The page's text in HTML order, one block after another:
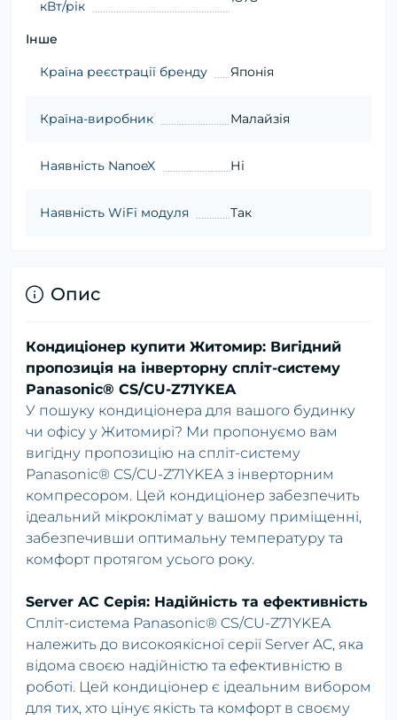
кВт/рік
Інше
Країна реєстрації бренду Японія
Країна-виробник Малайзія
Наявність NanoeX Ні
Наявність WiFi модуля Так
Опис
Кондиціонер купити Житомир: Вигідний
пропозиція на інверторну спліт-систему
Panasonic® CS/CU-Z71YKEA
У пошуку кондиціонера для вашого будинку
чи офісу у Житомирі? Ми пропонуємо вам
вигідну пропозицію на спліт-систему
Panasonic® CS/CU-Z71YKEA з інверторним
компресором. Цей кондиціонер забезпечить
ідеальний мікроклімат у вашому приміщенні,
забезпечивши оптимальну температуру та
комфорт протягом усього року.
Server AC Серія: Надійність та ефективність
Спліт-система Panasonic® CS/CU-Z71YKEA
належить до високоякісної серії Server AC, яка
відома своєю надійністю та ефективністю в
роботі. Цей кондиціонер є ідеальним вибором
для тих, хто цінує якість та комфорт в своєму